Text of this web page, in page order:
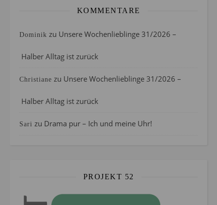
KOMMENTARE
Dominik zu Unsere Wochenlieblinge 31/2026 –
Halber Alltag ist zurück
Christiane zu Unsere Wochenlieblinge 31/2026 –
Halber Alltag ist zurück
Sari zu Drama pur – Ich und meine Uhr!
PROJEKT 52